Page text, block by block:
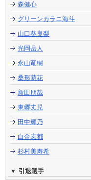
森健心
グリーンカラニ海斗
山口葵良梨
光岡岳人
永山竜樹
桑形萌花
新田朋哉
東郷丈児
田中輝乃
白金宏都
杉村美寿希
引退選手